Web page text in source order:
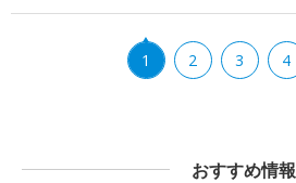
1 2 3 4
おすすめ情報